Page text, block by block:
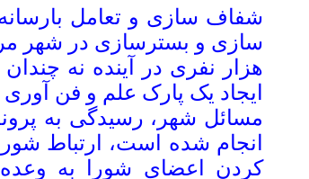
شفاف سازی و تعامل
هزار نفری در آینده نه
ایجاد یک پارک علم و فن
مسائل شهر، رسیدگی به
انجام شده است، ارتباط
کردن اعضای شورا به